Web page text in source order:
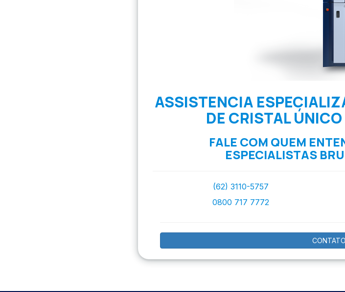
ASSISTENCIA
DE CRISTAL
FALE COM QUEM
ESPECIALISTAS
(62) 3110-5757
0800 717 7772
CONTATO